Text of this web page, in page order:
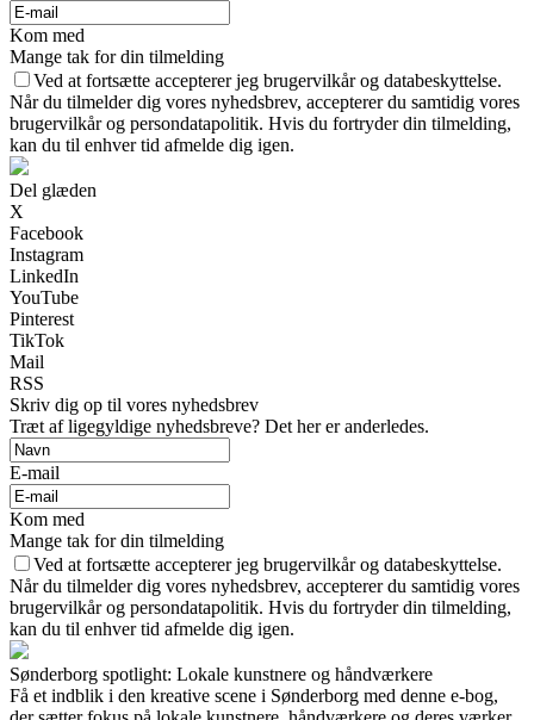
Kom med
Mange tak for din tilmelding
Ved at fortsætte accepterer jeg brugervilkår og databeskyttelse.
Når du tilmelder dig vores nyhedsbrev, accepterer du samtidig vores
brugervilkår og persondatapolitik. Hvis du fortryder din tilmelding,
kan du til enhver tid afmelde dig igen.
Del glæden
X
Facebook
Instagram
LinkedIn
YouTube
Pinterest
TikTok
Mail
RSS
Skriv dig op til vores nyhedsbrev
Træt af ligegyldige nyhedsbreve? Det her er anderledes.
E-mail
Kom med
Mange tak for din tilmelding
Ved at fortsætte accepterer jeg brugervilkår og databeskyttelse.
Når du tilmelder dig vores nyhedsbrev, accepterer du samtidig vores
brugervilkår og persondatapolitik. Hvis du fortryder din tilmelding,
kan du til enhver tid afmelde dig igen.
Sønderborg spotlight: Lokale kunstnere og håndværkere
Få et indblik i den kreative scene i Sønderborg med denne e-bog,